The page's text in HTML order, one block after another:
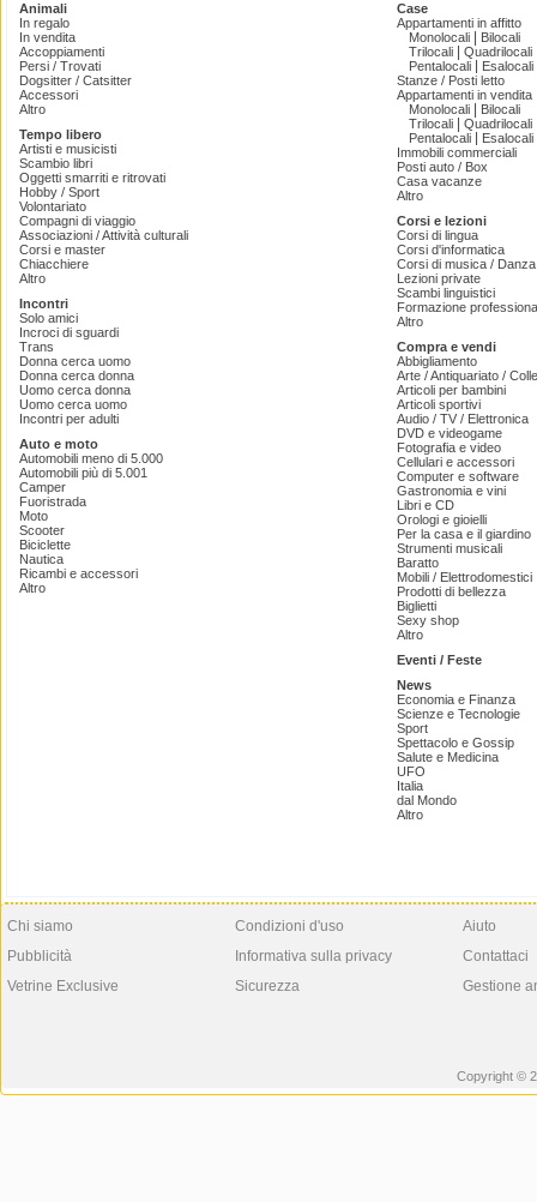
Animali
In regalo
In vendita
Accoppiamenti
Persi / Trovati
Dogsitter / Catsitter
Accessori
Altro
Tempo libero
Artisti e musicisti
Scambio libri
Oggetti smarriti e ritrovati
Hobby / Sport
Volontariato
Compagni di viaggio
Associazioni / Attività culturali
Corsi e master
Chiacchiere
Altro
Incontri
Solo amici
Incroci di sguardi
Trans
Donna cerca uomo
Donna cerca donna
Uomo cerca donna
Uomo cerca uomo
Incontri per adulti
Auto e moto
Automobili meno di 5.000
Automobili più di 5.001
Camper
Fuoristrada
Moto
Scooter
Biciclette
Nautica
Ricambi e accessori
Altro
Case
Appartamenti in affitto
Monolocali
Bilocali
Trilocali
Quadrilocali
Pentalocali
Esalocali
Stanze / Posti letto
Appartamenti in vendita
Monolocali
Bilocali
Trilocali
Quadrilocali
Pentalocali
Esalocali
Immobili commerciali
Posti auto / Box
Casa vacanze
Altro
Corsi e lezioni
Corsi di lingua
Corsi d'informatica
Corsi di musica /
Lezioni private
Scambi linguistici
Formazione
Altro
Compra e vendi
Abbigliamento
Arte / Antiquariato /
Articoli per bambini
Articoli sportivi
Audio / TV / Elettronica
DVD e videogame
Fotografia e video
Cellulari e accessori
Computer e software
Gastronomia e vini
Libri e CD
Orologi e gioielli
Per la casa e il giardino
Strumenti musicali
Baratto
Mobili / Elettrodomestici
Prodotti di bellezza
Biglietti
Sexy shop
Altro
Eventi / Feste
News
Economia e Finanza
Scienze e Tecnologie
Sport
Spettacolo e Gossip
Salute e Medicina
UFO
Italia
dal Mondo
Altro
Chi siamo
Pubblicità
Vetrine Exclusive
Condizioni d'uso
Informativa sulla privacy
Sicurezza
Aiuto
Contattaci
Gestione
Copyright ©